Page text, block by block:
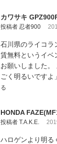
カワサキ
投稿者 忍者900
石川県のライコラ
賃無料というイベ
お願いしました。
ごく明るいですよ
る
HONDA
投稿者 T.A.K.E.
ハロゲンより明る